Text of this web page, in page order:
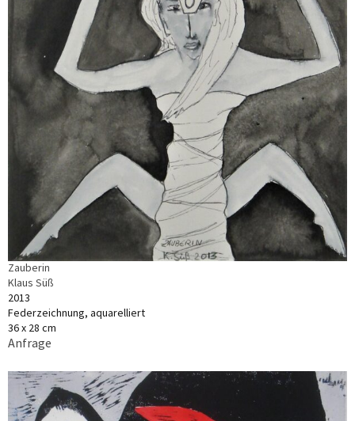
Zauberin
Klaus Süß
2013
Federzeichnung, aquarelliert
36 x 28 cm
Anfrage